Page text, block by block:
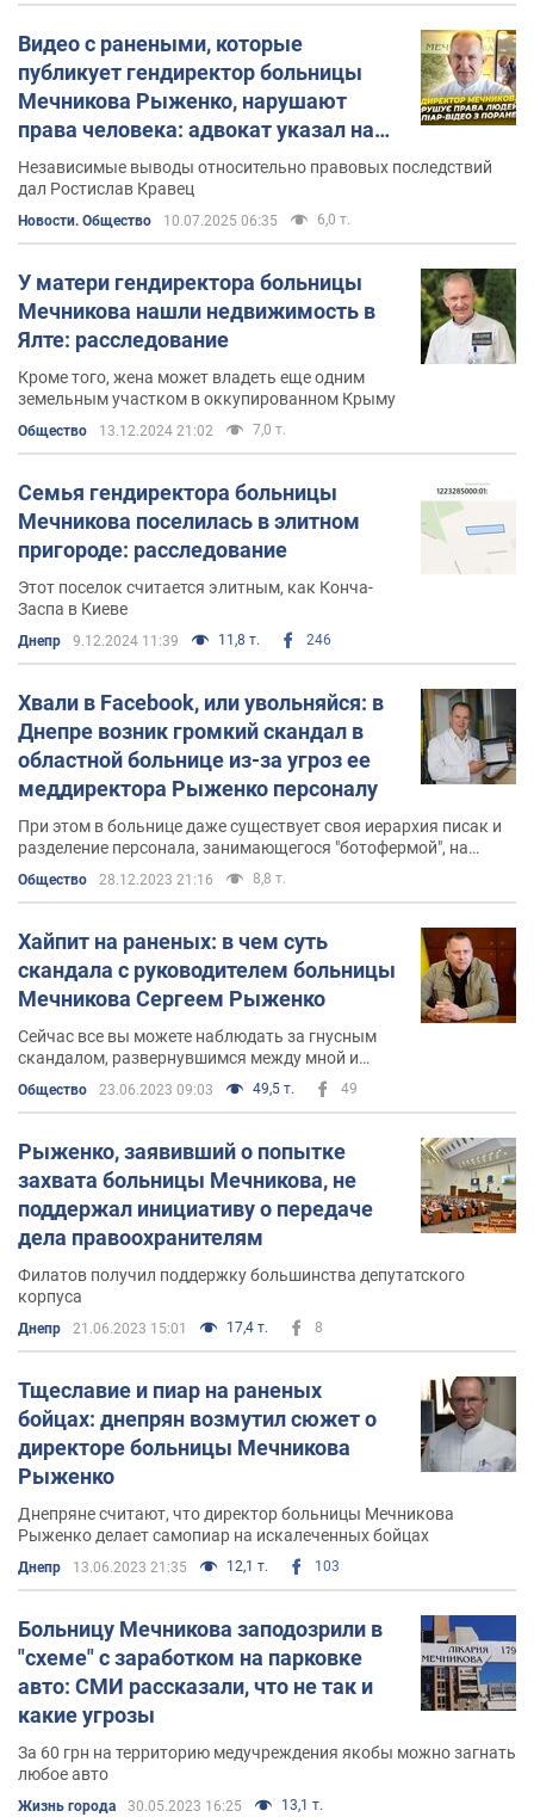
Видео с ранеными, которые
публикует гендиректор больницы
Мечникова Рыженко, нарушают
права человека: адвокат указал на
последствия
Независимые выводы относительно правовых последствий
дал Ростислав Кравец
Новости. Общество 10.07.2025 06:35 6,0 т.
У матери гендиректора больницы
Мечникова нашли недвижимость в
Ялте: расследование
Кроме того, жена может владеть еще одним
земельным участком в оккупированном Крыму
Общество 13.12.2024 21:02 7,0 т.
Семья гендиректора больницы
Мечникова поселилась в элитном
пригороде: расследование
Этот поселок считается элитным, как Конча-
Заспа в Киеве
Днепр 9.12.2024 11:39 11,8 т. 246
Хвали в Facebook, или увольняйся: в
Днепре возник громкий скандал в
областной больнице из-за угроз ее
меддиректора Рыженко персоналу
При этом в больнице даже существует своя иерархия писак и
разделение персонала, занимающегося "ботофермой", на
Общество 28.12.2023 21:16 8,8 т.
Хайпит на раненых: в чем суть
скандала с руководителем больницы
Мечникова Сергеем Рыженко
Сейчас все вы можете наблюдать за гнусным
скандалом, развернувшимся между мной и
руководителем больницы Мечникова Сергеем
Рыженко. Поэтому здесь я хочу не только еще
рассказать, откуда оно все происходит
Общество 23.06.2023 09:03 49,5 т. 49
Рыженко, заявивший о попытке
захвата больницы Мечникова, не
поддержал инициативу о передаче
дела правоохранителям
Филатов получил поддержку большинства депутатского
корпуса
Днепр 21.06.2023 15:01 17,4 т. 8
Тщеславие и пиар на раненых
бойцах: днепрян возмутил сюжет о
директоре больницы Мечникова
Рыженко
Днепряне считают, что директор больницы Мечникова
Рыженко делает самопиар на искалеченных бойцах
Днепр 13.06.2023 21:35 12,1 т. 103
Больницу Мечникова заподозрили в
"схеме" с заработком на парковке
авто: СМИ рассказали, что не так и
какие угрозы
За 60 грн на территорию медучреждения якобы можно загнать
любое авто
Жизнь города 30.05.2023 16:25 13,1 т.